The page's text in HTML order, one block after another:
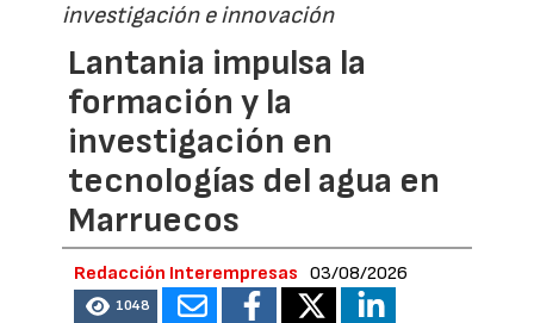
investigación e innovación
Lantania impulsa la
formación y la
investigación en
tecnologías del agua en
Marruecos
Redacción Interempresas 03/08/2026
1048